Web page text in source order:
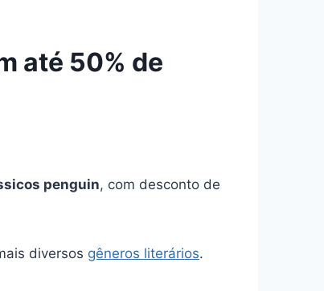
até 50% de
penguin, com desconto de
diversos gêneros literários.